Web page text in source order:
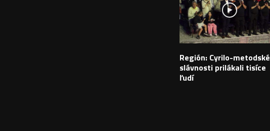
Región: Cyrilo-metodské
slávnosti prilákali tisíce
ľudí